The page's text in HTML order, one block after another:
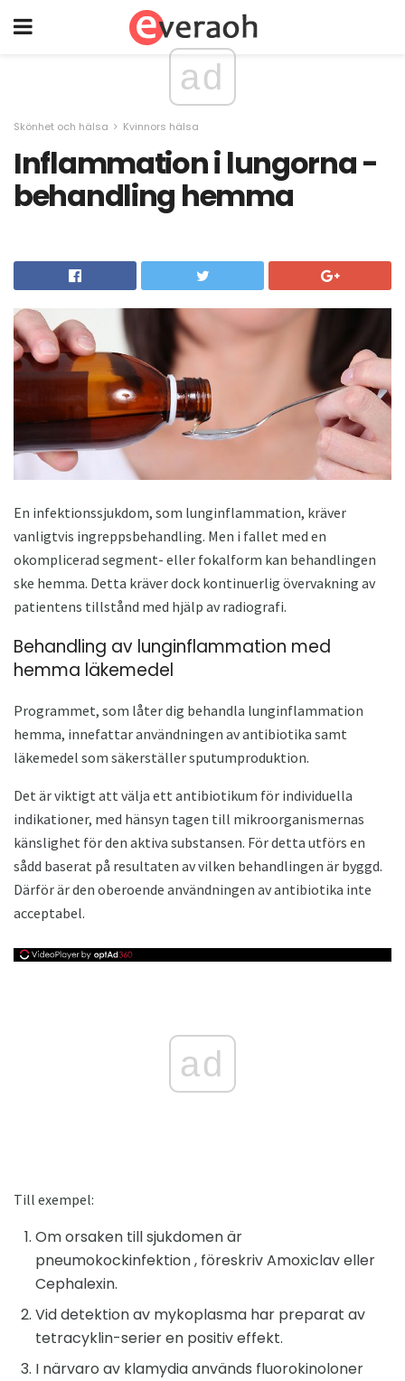
ad
Skönhet och hälsa Kvinnors hälsa
Inflammation i lungorna -
behandling hemma
En infektionssjukdom, som lunginflammation, kräver
vanligtvis ingreppsbehandling. Men i fallet med en
okomplicerad segment- eller fokalform kan behandlingen
ske hemma. Detta kräver dock kontinuerlig övervakning av
patientens tillstånd med hjälp av radiografi.
Behandling av lunginflammation med
hemma läkemedel
Programmet, som låter dig behandla lunginflammation
hemma, innefattar användningen av antibiotika samt
läkemedel som säkerställer sputumproduktion.
Det är viktigt att välja ett antibiotikum för individuella
indikationer, med hänsyn tagen till mikroorganismernas
känslighet för den aktiva substansen. För detta utförs en
sådd baserat på resultaten av vilken behandlingen är byggd.
Därför är den oberoende användningen av antibiotika inte
acceptabel.
ad
Till exempel:
Om orsaken till sjukdomen är
pneumokockinfektion , föreskriv Amoxiclav eller
Cephalexin.
Vid detektion av mykoplasma har preparat av
tetracyklin-serier en positiv effekt.
I närvaro av klamydia används fluorokinoloner